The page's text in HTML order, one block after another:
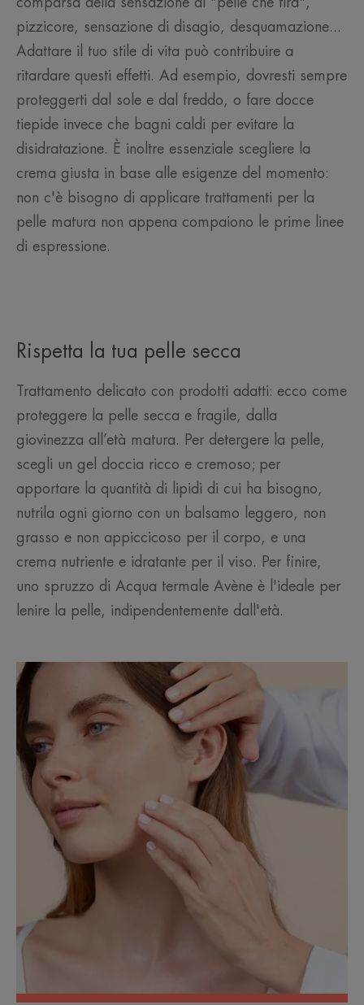
pizzicore, sensazione di disagio, desquamazione...
Adattare il tuo stile di vita può contribuire a
ritardare questi effetti. Ad esempio, dovresti sempre
proteggerti dal sole e dal freddo, o fare docce
tiepide invece che bagni caldi per evitare la
disidratazione. È inoltre essenziale scegliere la
crema giusta in base alle esigenze del momento:
non c'è bisogno di applicare trattamenti per la
pelle matura non appena compaiono le prime linee
di espressione.
Rispetta la tua pelle secca
Trattamento delicato con prodotti adatti: ecco come
proteggere la pelle secca e fragile, dalla
giovinezza all’età matura. Per detergere la pelle,
scegli un gel doccia ricco e cremoso; per
apportare la quantità di lipidi di cui ha bisogno,
nutrila ogni giorno con un balsamo leggero, non
grasso e non appiccicoso per il corpo, e una
crema nutriente e idratante per il viso. Per finire,
uno spruzzo di Acqua termale Avène è l'ideale per
lenire la pelle, indipendentemente dall'età.